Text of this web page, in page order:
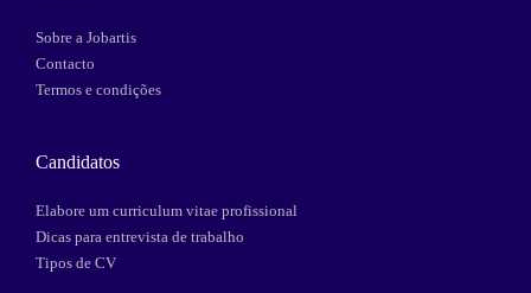
Sobre a Jobartis
Contacto
Termos e condições
Candidatos
Elabore um curriculum vitae profissional
Dicas para entrevista de trabalho
Tipos de CV